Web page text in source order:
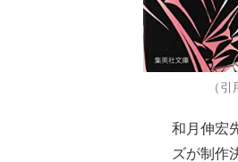
（引
和月伸宏
ズが制作